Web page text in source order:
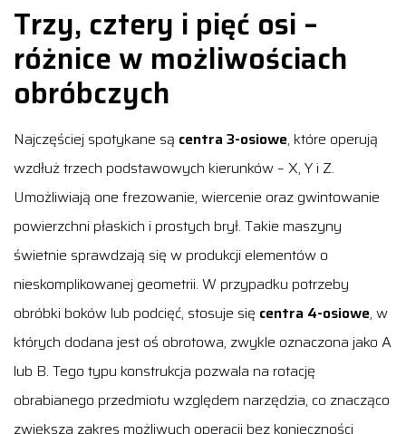
Trzy, cztery i pięć osi –
różnice w możliwościach
obróbczych
Najczęściej spotykane są centra 3-osiowe, które operują
wzdłuż trzech podstawowych kierunków – X, Y i Z.
Umożliwiają one frezowanie, wiercenie oraz gwintowanie
powierzchni płaskich i prostych brył. Takie maszyny
świetnie sprawdzają się w produkcji elementów o
nieskomplikowanej geometrii. W przypadku potrzeby
obróbki boków lub podcięć, stosuje się centra 4-osiowe, w
których dodana jest oś obrotowa, zwykle oznaczona jako A
lub B. Tego typu konstrukcja pozwala na rotację
obrabianego przedmiotu względem narzędzia, co znacząco
zwiększa zakres możliwych operacji bez konieczności